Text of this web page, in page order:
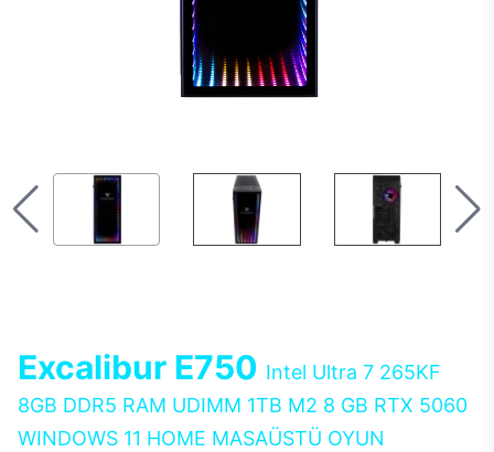
Excalibur E750 Intel Ultra 7 265KF
8GB DDR5 RAM UDIMM 1TB M2 8 GB RTX 5060
WINDOWS 11 HOME MASAÜSTÜ OYUN